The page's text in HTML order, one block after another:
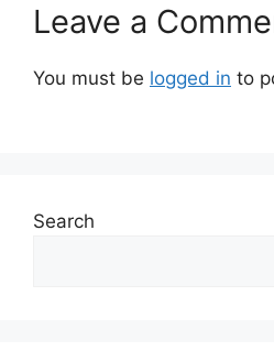
Leave a
You must be logged in to
Search